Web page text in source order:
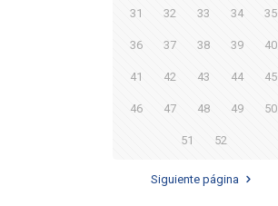
31 32 33 34 35
36 37 38 39 40
41 42 43 44 45
46 47 48 49 50
51 52
Siguiente página